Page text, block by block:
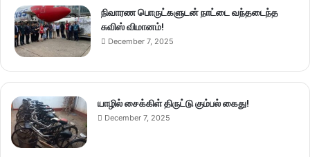
நிவாரண பொருட்களுடன் நாட்டை வந்தடைந்த
சுவிஸ் விமானம்!
December 7, 2025
யாழில் சைக்கிள் திருட்டு கும்பல் கைது!
December 7, 2025